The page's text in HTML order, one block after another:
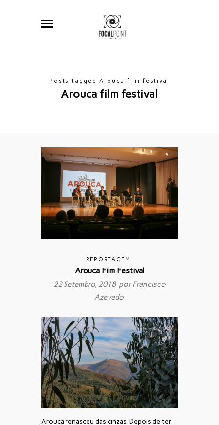
Posts tagged Arouca film festival
Arouca film festival
REPORTAGEM
Arouca Film Festival
22 Setembro, 2018 porFrancisco
Azevedo
Arouca renasceu das cinzas. Depois de ter